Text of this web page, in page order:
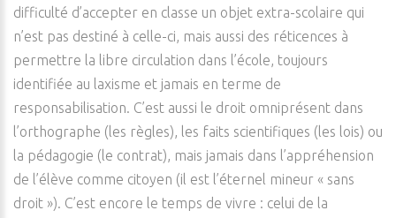
difficulté d’accepter en classe un objet extra-scolaire qui
n’est pas destiné à celle-ci, mais aussi des réticences à
permettre la libre circulation dans l’école, toujours
identifiée au laxisme et jamais en terme de
responsabilisation. C’est aussi le droit omniprésent dans
l’orthographe (les règles), les faits scientifiques (les lois) ou
la pédagogie (le contrat), mais jamais dans l’appréhension
de l’élève comme citoyen (il est l’éternel mineur « sans
droit »). C’est encore le temps de vivre : celui de la